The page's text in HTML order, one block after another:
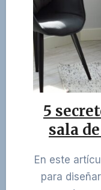
5
sala
En este artículo, exploraremos 5 secretos
para